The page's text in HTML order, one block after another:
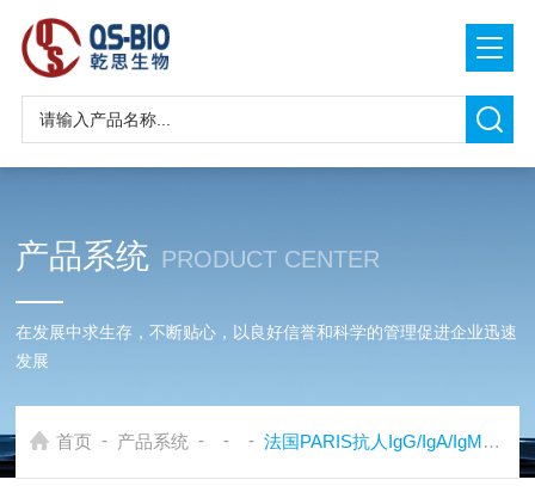
产品系统 PRODUCT CENTER
在发展中求生存，不断贴心，以良好信誉和科学的管理促进企业迅速
发展
首页 - 产品系统 - - - 法国PARIS抗人IgG/IgA/IgM二抗